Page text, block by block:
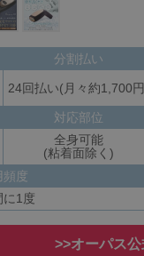
分割払い
24回払い(月々約1,700
対応部位
全身可能
(粘着面除く)
頻度
に1度
>>オーパス